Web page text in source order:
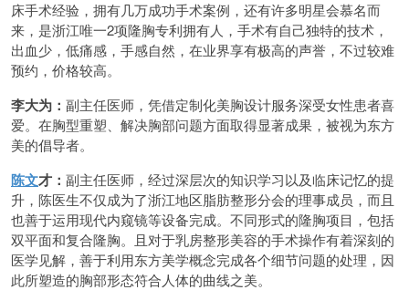
床手术经验，拥有几万成功手术案例，还有许多明星会慕名而
来，是浙江唯一2项隆胸专利拥有人，手术有自己独特的技术，
出血少，低痛感，手感自然，在业界享有极高的声誉，不过较难
预约，价格较高。
李大为： 副主任医师，凭借定制化美胸设计服务深受女性患者喜
爱。在胸型重塑、解决胸部问题方面取得显著成果，被视为东方
美的倡导者。
陈文才： 副主任医师，经过深层次的知识学习以及临床记忆的提
升，陈医生不仅成为了浙江地区脂肪整形分会的理事成员，而且
也善于运用现代内窥镜等设备完成。不同形式的隆胸项目，包括
双平面和复合隆胸。且对于乳房整形美容的手术操作有着深刻的
医学见解，善于利用东方美学概念完成各个细节问题的处理，因
此所塑造的胸部形态符合人体的曲线之美。